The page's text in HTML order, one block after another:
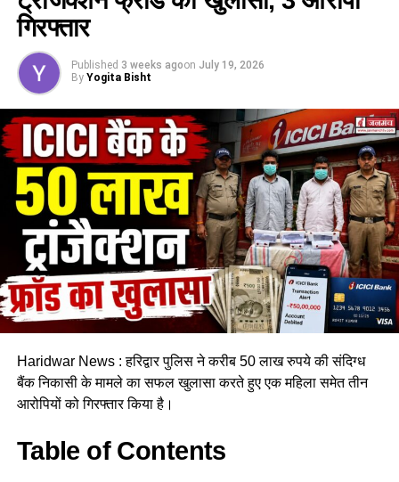
ग्राम प्रधानों को जल्द मिलेगी प्रोत्साहन राशि, प्रस्ताव तैयार कर
शासन को भेजा।
गिरफ्तार
Published 3 weeks agoon July 19, 2026
By Yogita Bisht
Haridwar News : हरिद्वार पुलिस ने करीब 50 लाख रुपये की संदिग्ध
बैंक निकासी के मामले का सफल खुलासा करते हुए एक महिला समेत तीन
आरोपियों को गिरफ्तार किया है।
Table of Contents